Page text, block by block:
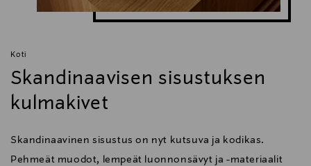
Koti
Skandinaavisen sisustuksen
kulmakivet
Skandinaavinen sisustus on nyt kutsuva ja kodikas.
Pehmeät muodot, lempeät luonnonsävyt ja -materiaalit